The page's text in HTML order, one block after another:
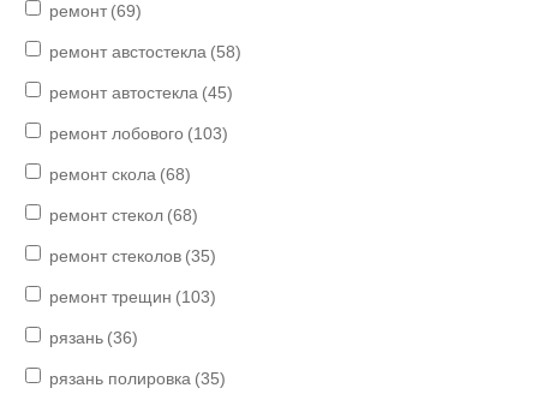
ремонт (69)
ремонт австостекла (58)
ремонт автостекла (45)
ремонт лобового (103)
ремонт скола (68)
ремонт стекол (68)
ремонт стеколов (35)
ремонт трещин (103)
рязань (36)
рязань полировка (35)